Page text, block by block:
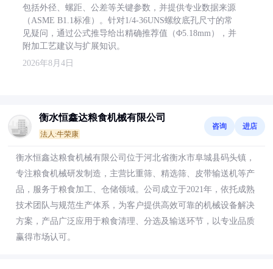
包括外径、螺距、公差等关键参数，并提供专业数据来源
（ASME B1.1标准）。针对1/4-36UNS螺纹底孔尺寸的常
见疑问，通过公式推导给出精确推荐值（Φ5.18mm），并
附加工艺建议与扩展知识。
2026年8月4日
衡水恒鑫达粮食机械有限公司
法人:牛荣康
咨询 进店
衡水恒鑫达粮食机械有限公司位于河北省衡水市阜城县码头镇，
专注粮食机械研发制造，主营比重筛、精选筛、皮带输送机等产
品，服务于粮食加工、仓储领域。公司成立于2021年，依托成熟
技术团队与规范生产体系，为客户提供高效可靠的机械设备解决
方案，产品广泛应用于粮食清理、分选及输送环节，以专业品质
赢得市场认可。